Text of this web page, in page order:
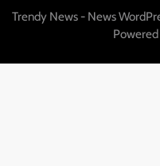
Trendy News - News